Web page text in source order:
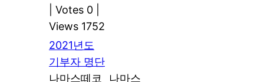
Votes 0
Views 1752
2021년도
기부자 명단
나마스떼코
나마스